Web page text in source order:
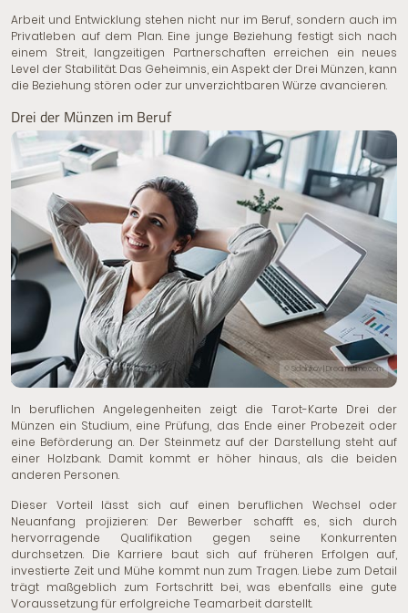
Arbeit und Entwicklung stehen nicht nur im Beruf, sondern auch im
Privatleben auf dem Plan. Eine junge Beziehung festigt sich nach
einem Streit, langzeitigen Partnerschaften erreichen ein neues
Level der Stabilität. Das Geheimnis, ein Aspekt der Drei Münzen, kann
die Beziehung stören oder zur unverzichtbaren Würze avancieren.
Drei der Münzen im Beruf
© Sidelnikov | Dreamstime.com
In beruflichen Angelegenheiten zeigt die Tarot-Karte Drei der
Münzen ein Studium, eine Prüfung, das Ende einer Probezeit oder
eine Beförderung an. Der Steinmetz auf der Darstellung steht auf
einer Holzbank. Damit kommt er höher hinaus, als die beiden
anderen Personen.
Dieser Vorteil lässt sich auf einen beruflichen Wechsel oder
Neuanfang projizieren: Der Bewerber schafft es, sich durch
hervorragende Qualifikation gegen seine Konkurrenten
durchsetzen. Die Karriere baut sich auf früheren Erfolgen auf,
investierte Zeit und Mühe kommt nun zum Tragen. Liebe zum Detail
trägt maßgeblich zum Fortschritt bei, was ebenfalls eine gute
Voraussetzung für erfolgreiche Teamarbeit darstellt.